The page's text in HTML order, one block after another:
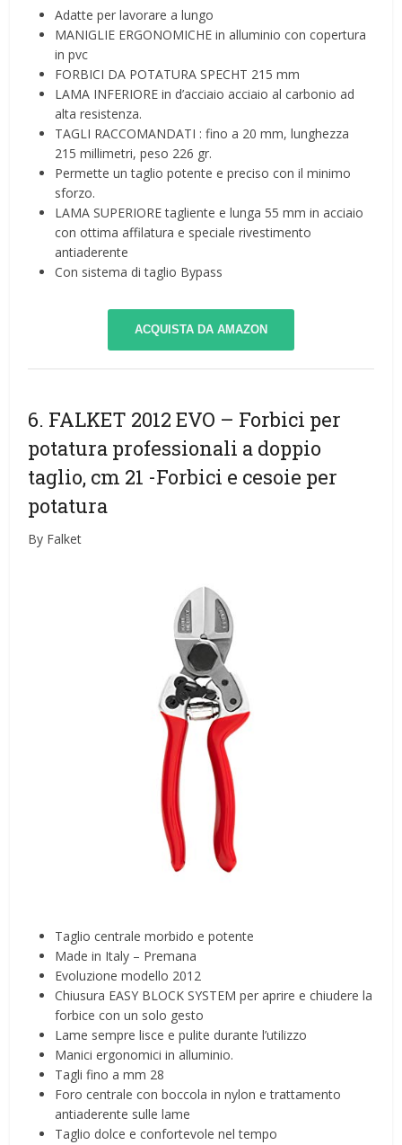
Adatte per lavorare a lungo
MANIGLIE ERGONOMICHE in alluminio con copertura
in pvc
FORBICI DA POTATURA SPECHT 215 mm
LAMA INFERIORE in d’acciaio acciaio al carbonio ad
alta resistenza.
TAGLI RACCOMANDATI : fino a 20 mm, lunghezza
215 millimetri, peso 226 gr.
Permette un taglio potente e preciso con il minimo
sforzo.
LAMA SUPERIORE tagliente e lunga 55 mm in acciaio
con ottima affilatura e speciale rivestimento
antiaderente
Con sistema di taglio Bypass
ACQUISTA DA AMAZON
6. FALKET 2012 EVO – Forbici per
potatura professionali a doppio
taglio, cm 21 -Forbici e cesoie per
potatura
By Falket
Taglio centrale morbido e potente
Made in Italy – Premana
Evoluzione modello 2012
Chiusura EASY BLOCK SYSTEM per aprire e chiudere la
forbice con un solo gesto
Lame sempre lisce e pulite durante l’utilizzo
Manici ergonomici in alluminio.
Tagli fino a mm 28
Foro centrale con boccola in nylon e trattamento
antiaderente sulle lame
Taglio dolce e confortevole nel tempo